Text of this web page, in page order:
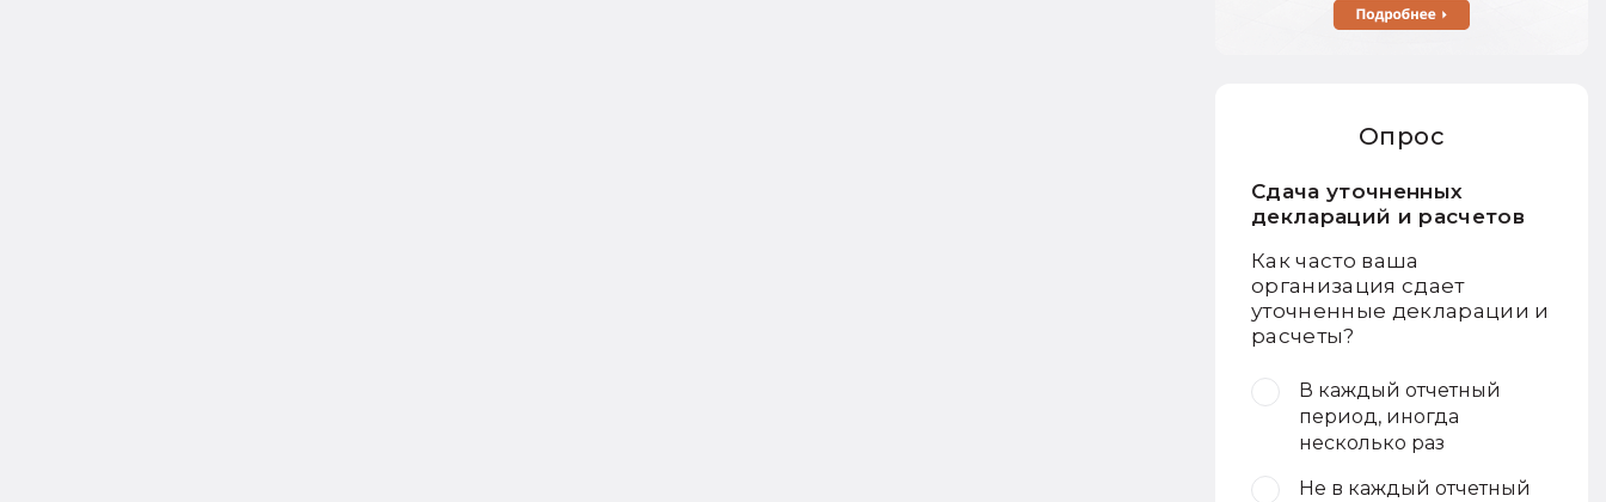
Опрос
Сдача уточненных
деклараций и расчетов
Как часто ваша
организация сдает
уточненные декларации и
расчеты?
В каждый отчетный
период, иногда
несколько раз
Не в каждый отчетный